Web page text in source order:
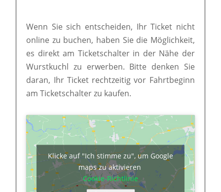
Wenn Sie sich entscheiden, Ihr Ticket nicht
online zu buchen, haben Sie die Möglichkeit,
es direkt am Ticketschalter in der Nähe der
Wurstkuchl zu erwerben. Bitte denken Sie
daran, Ihr Ticket rechtzeitig vor Fahrtbeginn
am Ticketschalter zu kaufen.
Klicke auf "Ich stimme zu", um Google
maps zu aktivieren
Cookie-Richtlinie